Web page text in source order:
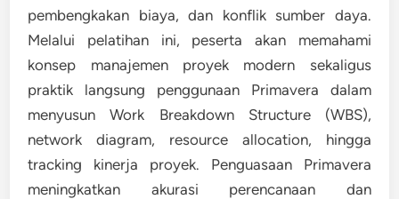
pembengkakan biaya, dan konflik sumber daya.
Melalui pelatihan ini, peserta akan memahami
konsep manajemen proyek modern sekaligus
praktik langsung penggunaan Primavera dalam
menyusun Work Breakdown Structure (WBS),
network diagram, resource allocation, hingga
tracking kinerja proyek. Penguasaan Primavera
meningkatkan akurasi perencanaan dan